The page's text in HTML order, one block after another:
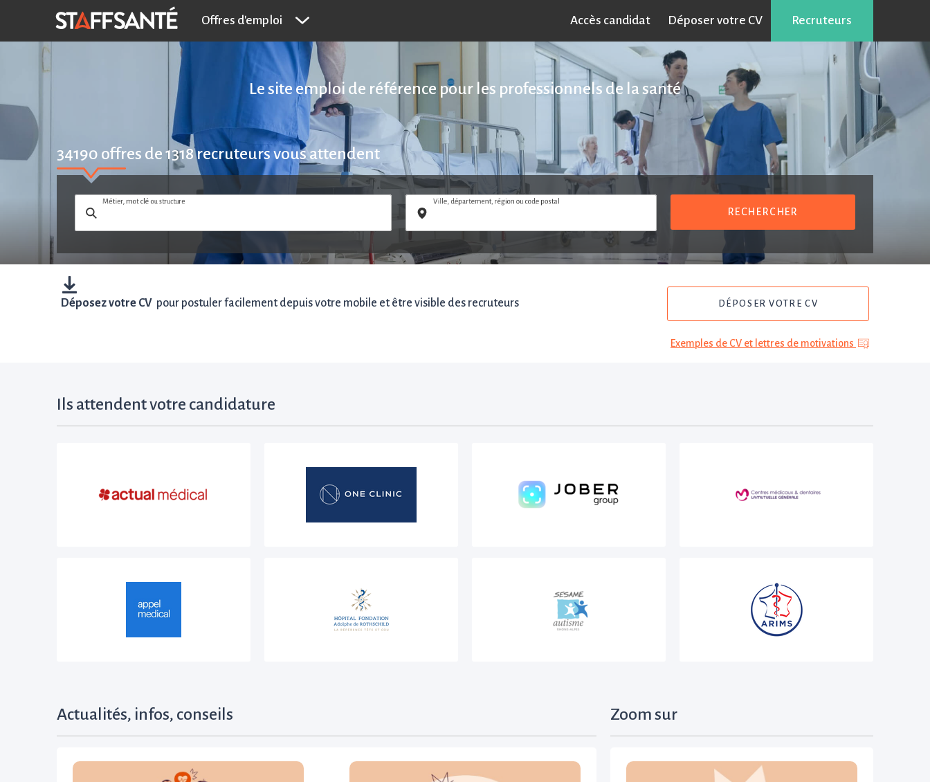
Offres d'emploi Accès candidat Déposer votre CV Recruteurs
Le site emploi de référence pour les professionnels de la santé
34190 offres de1318recruteurs vous attendent
Métier, mot clé ou structure Ville, département, région ou code postal
RECHERCHER
Déposez votre CV pour postuler facilement depuis votre mobile et être visible des recruteurs DÉPOSER VOTRE CV
Exemples de CV et lettres de motivations
Ils attendent votre candidature
Actualités, infos, conseils Zoom sur